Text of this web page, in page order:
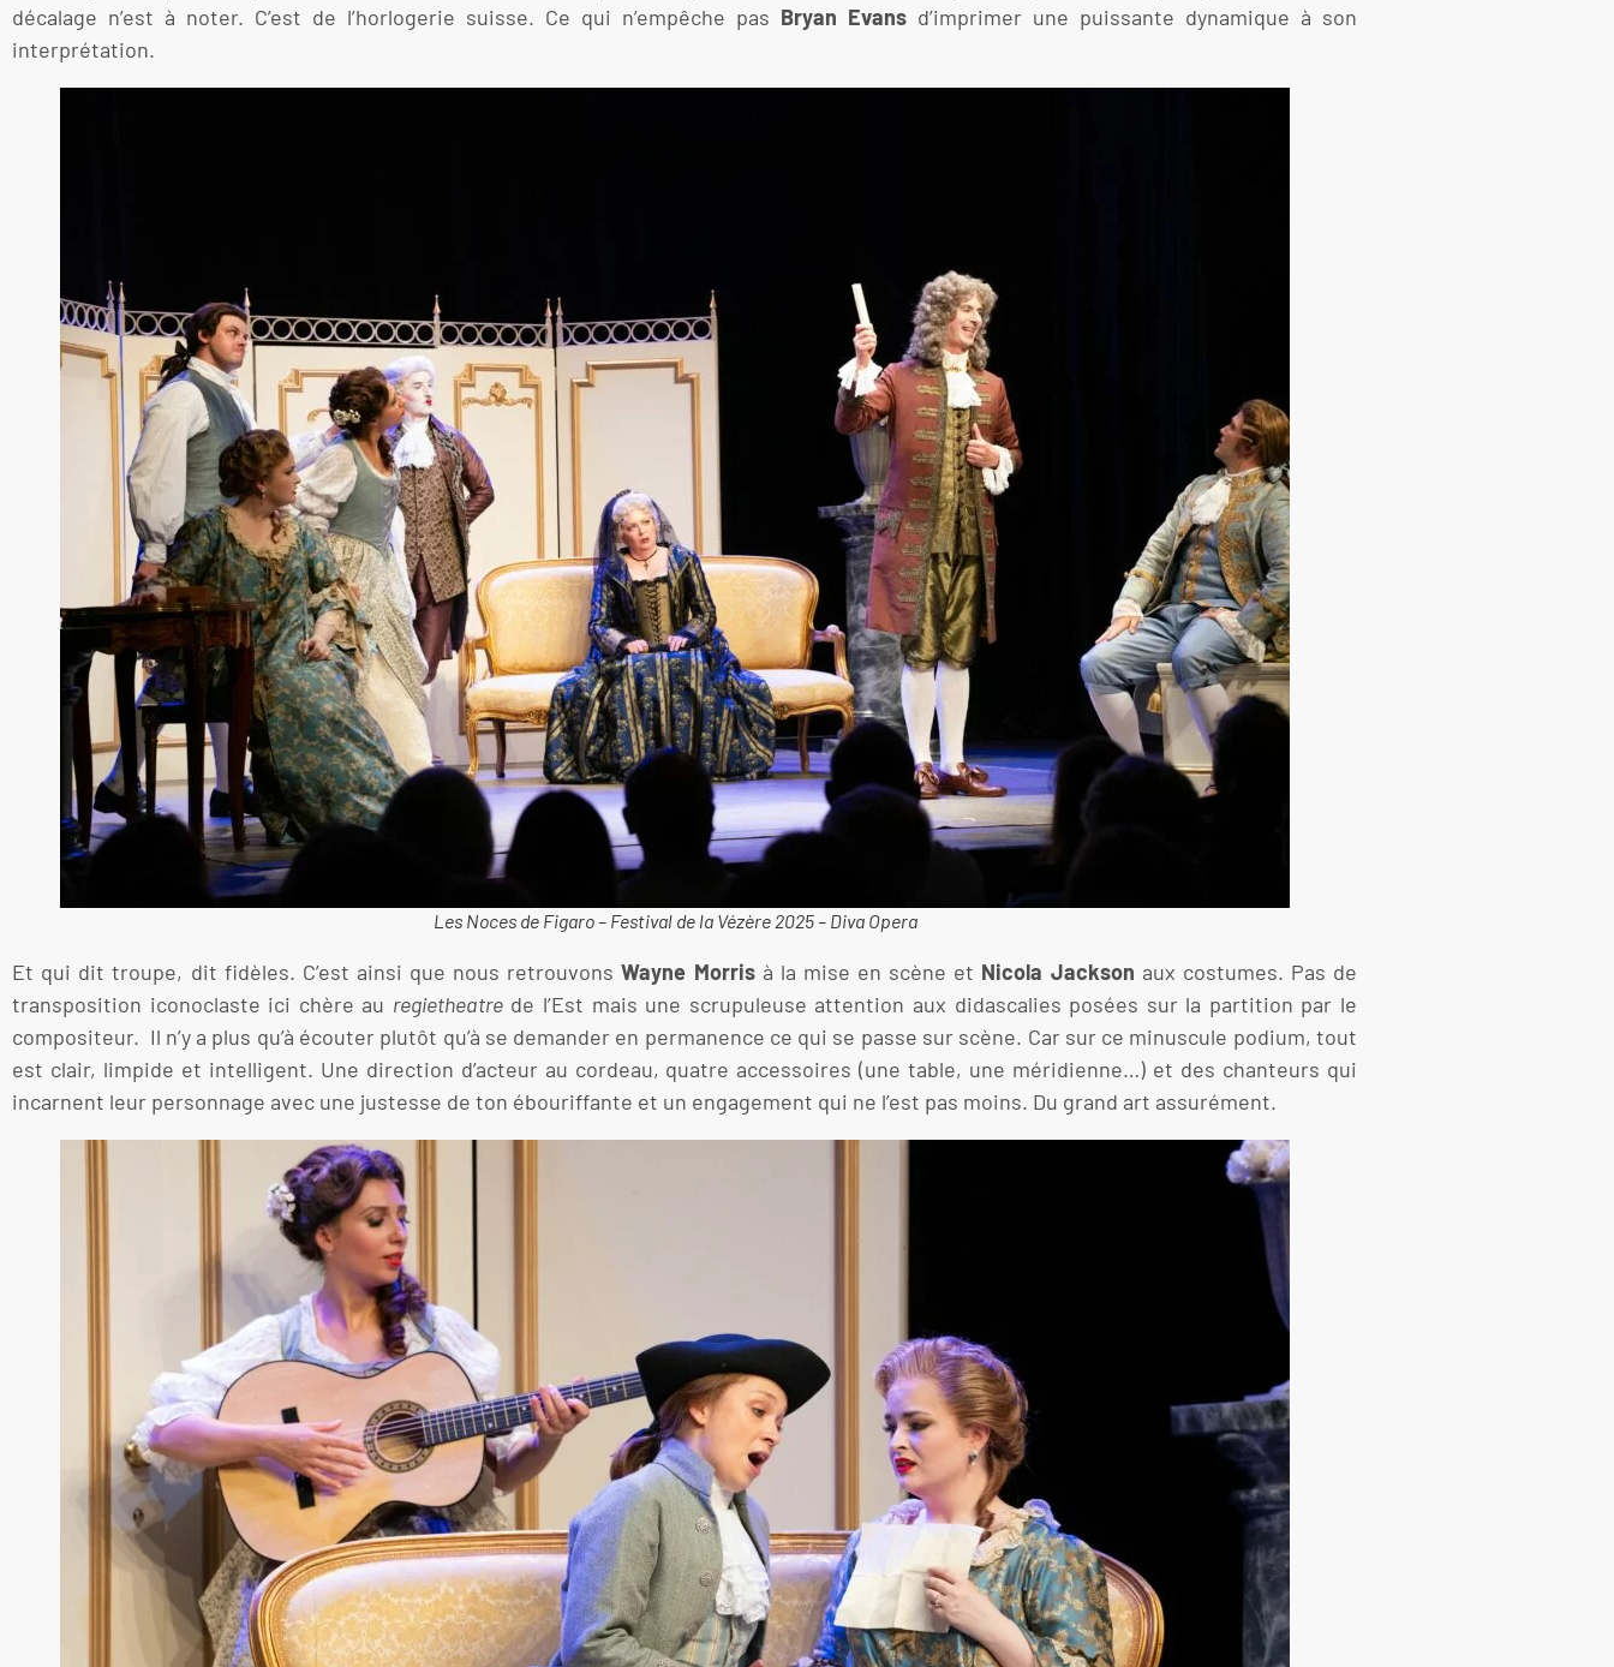
décalage n’est à noter. C’est de l’horlogerie suisse. Ce qui n’empêche pas Bryan Evans d’imprimer une puissante dynamique à son
interprétation.
Les Noces de Figaro – Festival de la Vézère 2025 – Diva Opera
Et qui dit troupe, dit fidèles. C’est ainsi que nous retrouvonsWayne Morrisà la mise en scène et Nicola Jackson aux costumes. Pas de
transposition iconoclaste ici chère au regietheatrede l’Est mais une scrupuleuse attention aux didascalies posées sur la partition par le
compositeur. Il n’y a plus qu’à écouter plutôt qu’à se demander en permanence ce qui se passe sur scène. Car sur ce minuscule podium, tout
est clair, limpide et intelligent. Une direction d’acteur au cordeau, quatre accessoires (une table, une méridienne…) et des chanteurs qui
incarnent leur personnage avec une justesse de ton ébouriffante et un engagement qui ne l’est pas moins. Du grand art assurément.